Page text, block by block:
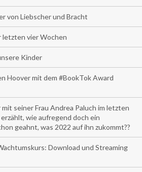
von Liebscher und Bracht
letzten vier Wochen
Kinder
Hoover mit dem #BookTok Award
seiner Frau Andrea Paluch im letzten
wie aufregend doch ein
geahnt, was 2022 auf ihn zukommt??
Download und Streaming